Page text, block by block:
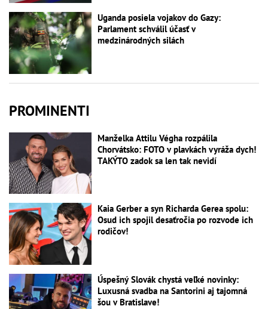
Uganda posiela vojakov do Gazy:
Parlament schválil účasť v
medzinárodných silách
PROMINENTI
Manželka Attilu Végha rozpálila
Chorvátsko: FOTO v plavkách vyráža dych!
TAKÝTO zadok sa len tak nevidí
Kaia Gerber a syn Richarda Gerea spolu:
Osud ich spojil desaťročia po rozvode ich
rodičov!
Úspešný Slovák chystá veľké novinky:
Luxusná svadba na Santorini aj tajomná
šou v Bratislave!